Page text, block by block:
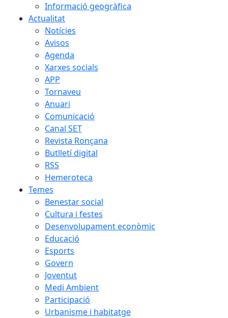
Informació geogràfica
Actualitat
Notícies
Avisos
Agenda
Xarxes socials
APP
Tornaveu
Anuari
Comunicació
Canal SET
Revista Ronçana
Butlletí digital
RSS
Hemeroteca
Temes
Benestar social
Cultura i festes
Desenvolupament econòmic
Educació
Esports
Govern
Joventut
Medi Ambient
Participació
Urbanisme i habitatge